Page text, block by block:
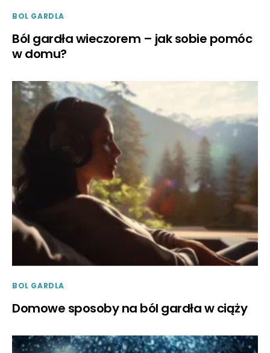
BOL GARDLA
Ból gardła wieczorem – jak sobie pomóc
w domu?
BOL GARDLA
Domowe sposoby na ból gardła w ciąży